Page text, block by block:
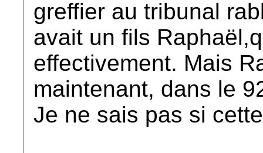
greffier au tribunal
avait un fils
effectivement. Mais
maintenant, dans le
Je ne sais pas si